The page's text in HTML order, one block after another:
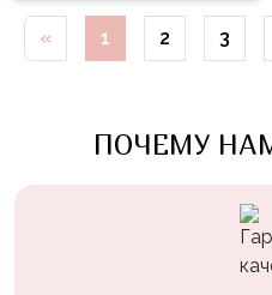
« 1 2 3
ПОЧЕМУ
Трансформеры
Фрукты